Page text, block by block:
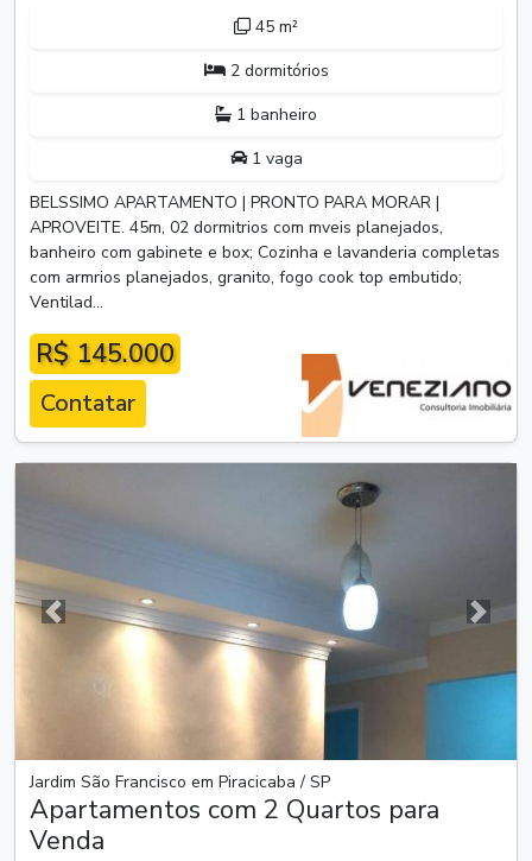
45 m²
2 dormitórios
1 banheiro
1 vaga
BELSSIMO APARTAMENTO | PRONTO PARA MORAR |
APROVEITE. 45m, 02 dormitrios com mveis planejados,
banheiro com gabinete e box; Cozinha e lavanderia completas
com armrios planejados, granito, fogo cook top embutido;
Ventilad...
R$ 145.000
Contatar
Anterior
Jardim São Francisco em Piracicaba / SP
Apartamentos com 2 Quartos para
Venda